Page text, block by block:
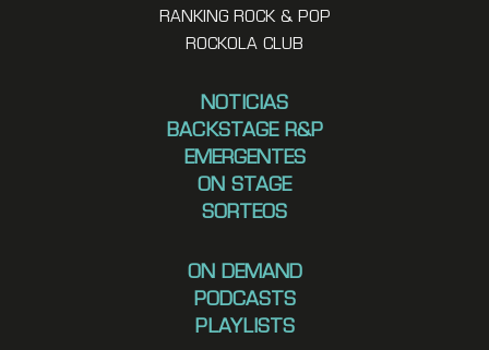
RANKING ROCK & POP
ROCKOLA CLUB
NOTICIAS
BACKSTAGE R&P
EMERGENTES
ON STAGE
SORTEOS
ON DEMAND
PODCASTS
PLAYLISTS